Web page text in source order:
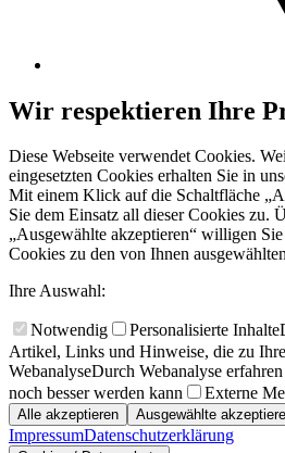
Wir respektieren Ihre
Diese Webseite verwendet Cookies.
eingesetzten Cookies erhalten Sie in
Mit einem Klick auf die Schaltfläche
Sie dem Einsatz all dieser Cookies zu.
„Ausgewählte akzeptieren“ willigen
Cookies zu den von Ihnen
Ihre Auswahl:
Notwendig Personalisierte Inhalte
Artikel, Links und Hinweise, die zu
WebanalyseDurch Webanalyse
noch besser werden kann
Externe
Alle akzeptieren Ausgewählte
ImpressumDatenschutzerklärung